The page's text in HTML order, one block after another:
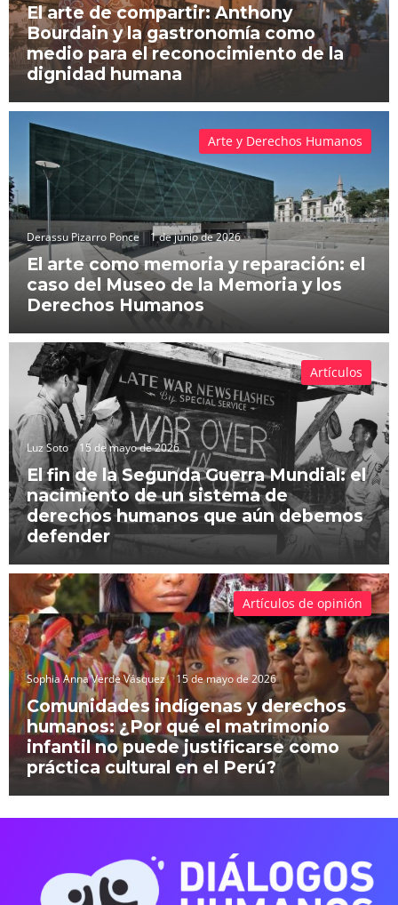
El arte de compartir: Anthony
Bourdain y la gastronomía como
medio para el reconocimiento de la
dignidad humana
Derassu Pizarro Ponce 1 de junio de 2026
El arte como memoria y reparación: el
caso del Museo de la Memoria y los
Derechos Humanos
Arte y Derechos Humanos
Luz Soto 15 de mayo de 2026
El fin de la Segunda Guerra Mundial: el
nacimiento de un sistema de
derechos humanos que aún debemos
defender
Artículos
Sophia Anna Verde Vásquez 15 de mayo de 2026
Comunidades indígenas y derechos
humanos: ¿Por qué el matrimonio
infantil no puede justificarse como
práctica cultural en el Perú?
Artículos de opinión